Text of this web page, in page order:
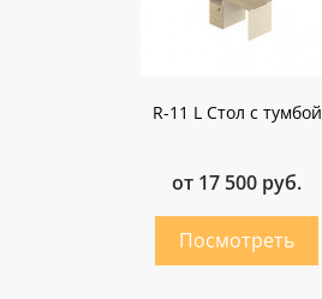
R-11 L Стол с тумбой
от 17 500 руб.